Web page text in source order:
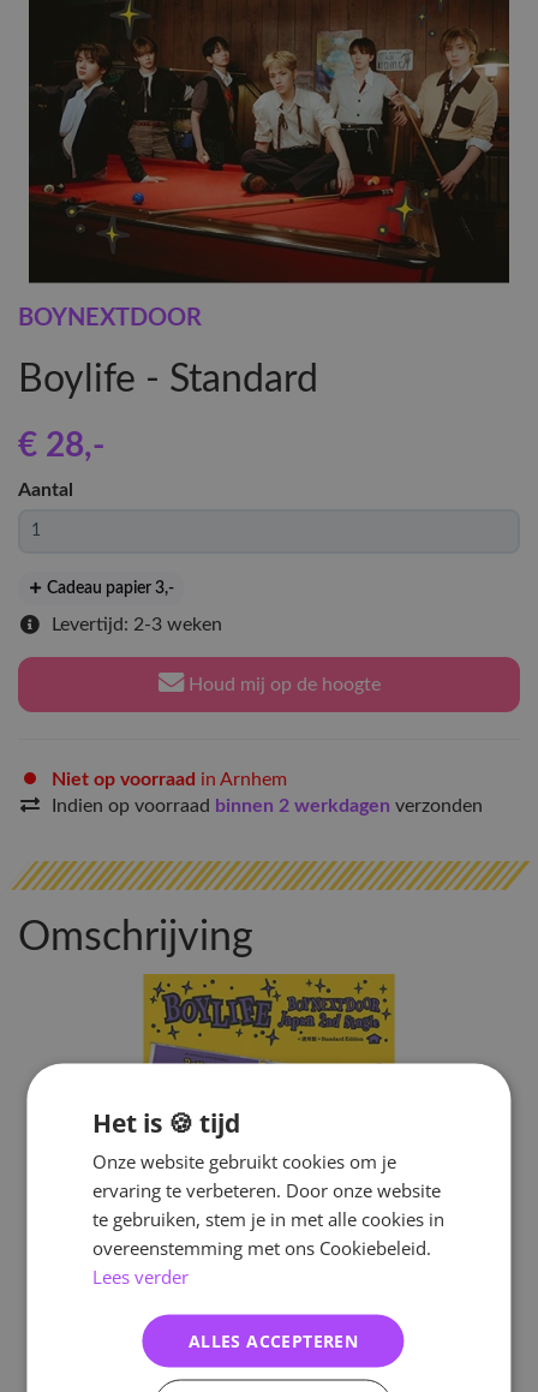
BOYNEXTDOOR
Boylife - Standard
€ 28,-
Aantal
Cadeau papier 3,-
Levertijd: 2-3 weken
Houd mij op de hoogte
Niet op voorraad in Arnhem
Indien op voorraad binnen 2 werkdagen verzonden
Omschrijving
Het is 🍪 tijd
Onze website gebruikt cookies om je
ervaring te verbeteren. Door onze website
te gebruiken, stem je in met alle cookies in
overeenstemming met ons Cookiebeleid.
Lees verder
ALLES ACCEPTEREN